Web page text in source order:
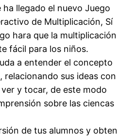
ha llegado el nuevo Juego
de Multiplicación, Sí
hara que la multiplicación
fácil para los niños.
a entender el concepto
relacionando sus ideas con
y tocar, de este modo
sobre las ciencas
de tus alumnos y obten